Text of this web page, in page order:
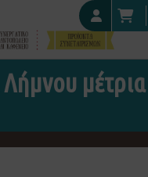
μέτρια